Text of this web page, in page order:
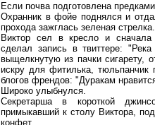
Если почва подготовлена
Охранник в фойе поднялся и
прохода зажглась зеленая стрелка.
Виктор сел в кресло и
сделал запись в твиттере:
выщелкнутую из пачки сигарету,
искру для фитилька,
блогов френдов: "Дуракам
Широко улыбнулся.
Секретарша в короткой
примыкавший к столу Виктора,
конфет.